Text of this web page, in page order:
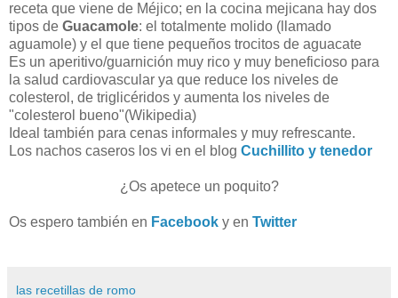
receta que viene de Méjico; en la cocina mejicana hay dos
tipos de Guacamole: el totalmente molido (llamado
aguamole) y el que tiene pequeños trocitos de aguacate
Es un aperitivo/guarnición muy rico y muy beneficioso para
la salud cardiovascular ya que reduce los niveles de
colesterol, de triglicéridos y aumenta los niveles de
"colesterol bueno"(Wikipedia)
Ideal también para cenas informales y muy refrescante.
Los nachos caseros los vi en el blog Cuchillito y tenedor
¿Os apetece un poquito?
Os espero también en Facebook y en Twitter
las recetillas de romo